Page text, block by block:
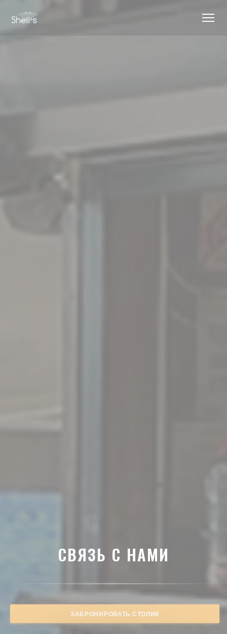
СВЯЗЬ С НАМИ
ЗАБРОНИРОВАТЬ СТОЛИК